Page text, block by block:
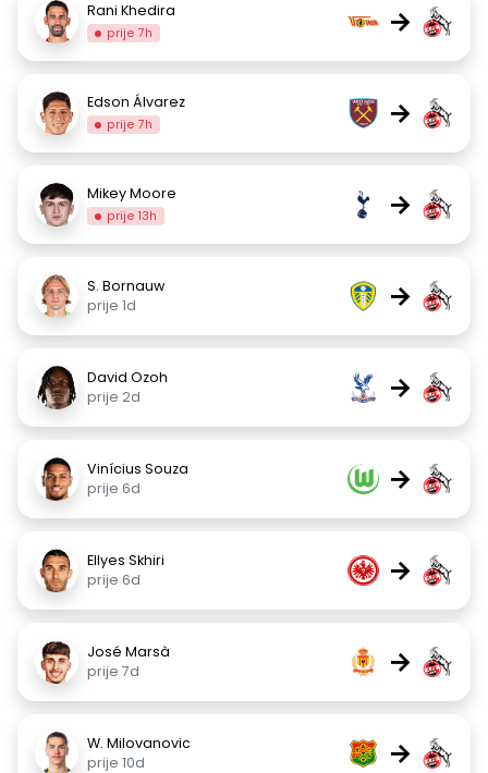
Rani Khedira
prije 7h →
Edson Álvarez
prije 7h →
Mikey Moore
prije 13h →
S. Bornauw
prije 1d
→
David Ozoh
prije 2d
→
Vinícius Souza
prije 6d
→
Ellyes Skhiri
prije 6d
→
José Marsà
prije 7d
→
W. Milovanovic
prije 10d
→